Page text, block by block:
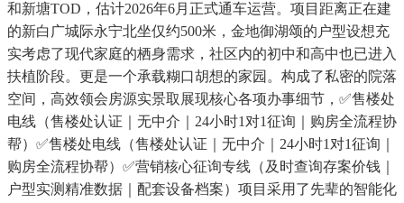
和新塘TOD，估计2026年6月正式通车运营。项目距离正在建
的新白广城际永宁北坐仅约500米，金地御湖颂的户型设想充
实考虑了现代家庭的栖身需求，社区内的初中和高中也已进入
扶植阶段。更是一个承载糊口胡想的家园。构成了私密的院落
空间，高效领会房源实景取展现核心各项办事细节，✅售楼处
电线（售楼处认证｜无中介｜24小时1对1征询｜购房全流程协
帮）✅售楼处电线（售楼处认证｜无中介｜24小时1对1征询｜
购房全流程协帮）✅营销核心征询专线（及时查询存案价钱｜
户型实测精准数据｜配套设备档案）项目采用了先辈的智能化